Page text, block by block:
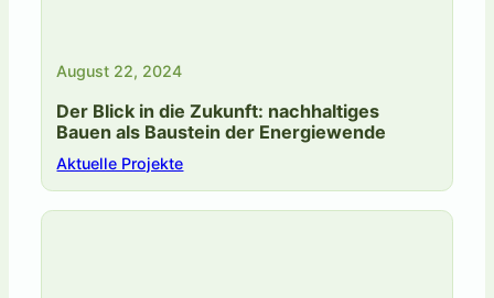
August 22, 2024
Der Blick in die Zukunft: nachhaltiges
Bauen als Baustein der Energiewende
Aktuelle Projekte